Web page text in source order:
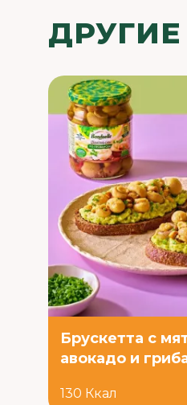
Брускетта с
авокадо и
130 Ккал